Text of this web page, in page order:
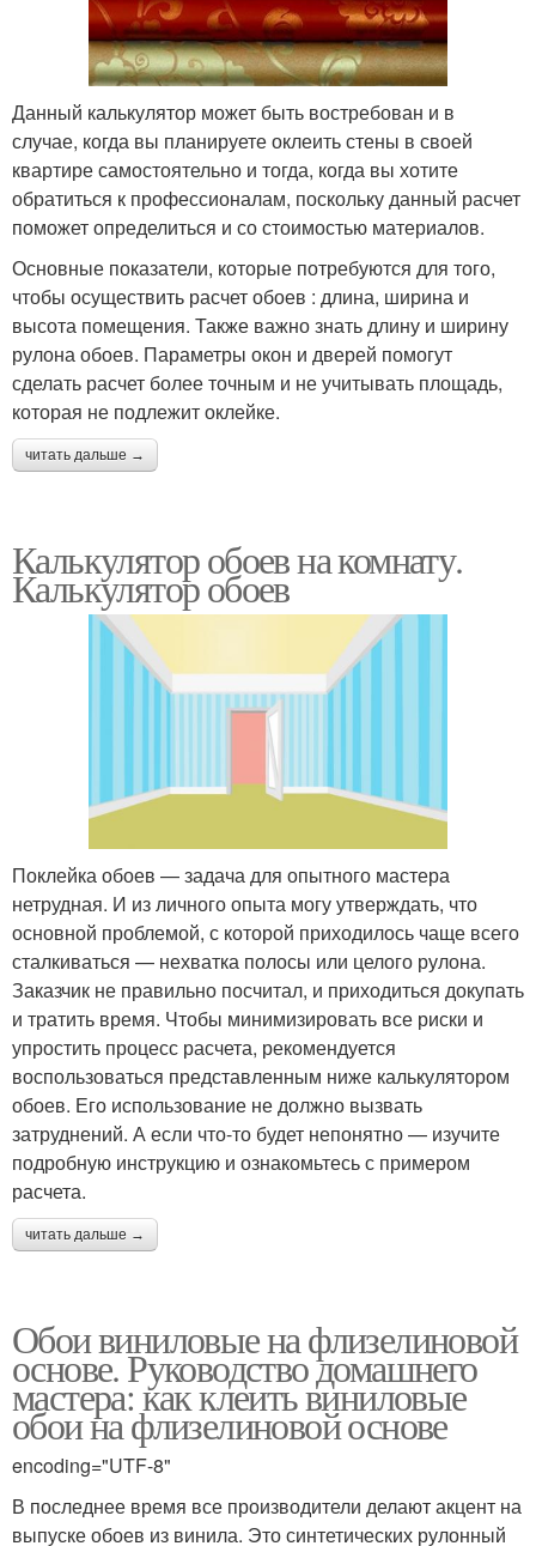
Данный калькулятор может быть востребован и в
случае, когда вы планируете оклеить стены в своей
квартире самостоятельно и тогда, когда вы хотите
обратиться к профессионалам, поскольку данный расчет
поможет определиться и со стоимостью материалов.
Основные показатели, которые потребуются для того,
чтобы осуществить расчет обоев : длина, ширина и
высота помещения. Также важно знать длину и ширину
рулона обоев. Параметры окон и дверей помогут
сделать расчет более точным и не учитывать площадь,
которая не подлежит оклейке.
читать дальше →
Калькулятор обоев на комнату.
Калькулятор обоев
Поклейка обоев — задача для опытного мастера
нетрудная. И из личного опыта могу утверждать, что
основной проблемой, с которой приходилось чаще всего
сталкиваться — нехватка полосы или целого рулона.
Заказчик не правильно посчитал, и приходиться докупать
и тратить время. Чтобы минимизировать все риски и
упростить процесс расчета, рекомендуется
воспользоваться представленным ниже калькулятором
обоев. Его использование не должно вызвать
затруднений. А если что-то будет непонятно — изучите
подробную инструкцию и ознакомьтесь с примером
расчета.
читать дальше →
Обои виниловые на флизелиновой
основе. Руководство домашнего
мастера: как клеить виниловые
обои на флизелиновой основе
encoding="UTF-8"
В последнее время все производители делают акцент на
выпуске обоев из винила. Это синтетических рулонный